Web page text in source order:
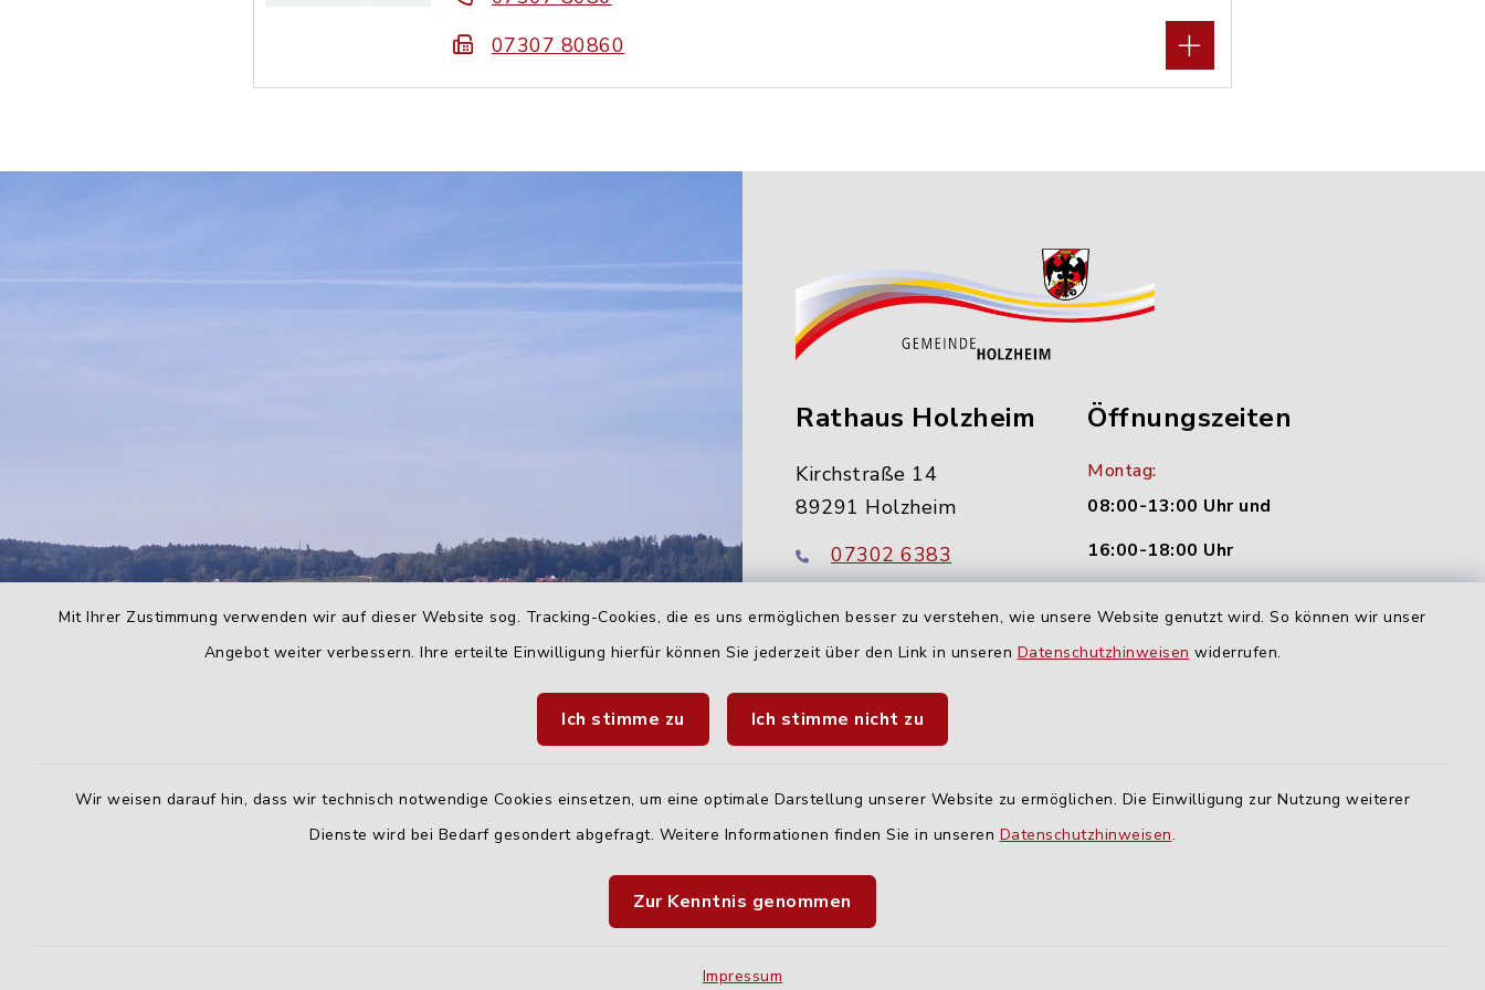
Mit Ihrer Zustimmung verwenden wir auf dieser Website sog. Tracking-Cookies, die es uns ermöglichen besser zu verstehen, wie unsere Website genutzt wird. So können wir unser
Angebot weiter verbessern. Ihre erteilte Einwilligung hierfür können Sie jederzeit über den Link in unseren Datenschutzhinweisen widerrufen.
Ich stimme zu Ich stimme nicht zu
Wir weisen darauf hin, dass wir technisch notwendige Cookies einsetzen, um eine optimale Darstellung unserer Website zu ermöglichen. Die Einwilligung zur Nutzung weiterer
Dienste wird bei Bedarf gesondert abgefragt. Weitere Informationen finden Sie in unseren Datenschutzhinweisen.
Zur Kenntnis genommen
Impressum
07307 80860
Rathaus Holzheim
Kirchstraße 14
89291 Holzheim
07302 6383
info@holzheim-nu.de
Öffnungszeiten
Montag:
08:00-13:00 Uhr und
16:00-18:00 Uhr
Landratsamt Neu-Ulm